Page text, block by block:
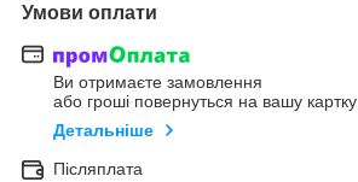
Умови оплати
Ви отримаєте замовлення
або гроші повернуться на вашу картку
Детальніше
Післяплата